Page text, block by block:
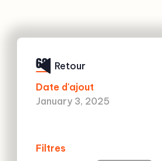
62
Date d'ajout
January 3, 2025
Filtres
Retour